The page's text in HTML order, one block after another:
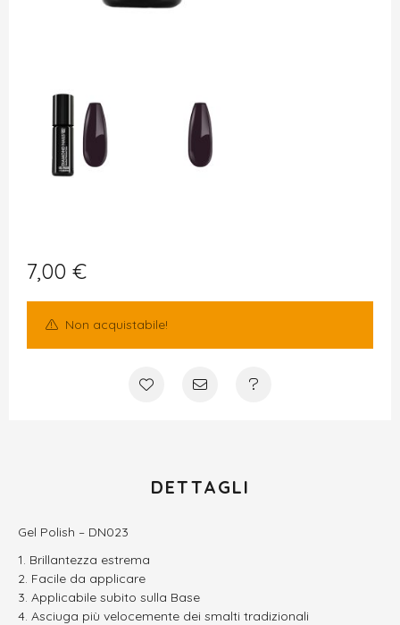
7,00 €
Non acquistabile!
DETTAGLI
Gel Polish – DN023
Brillantezza estrema
Facile da applicare
Applicabile subito sulla Base
Asciuga più velocemente dei smalti tradizionali